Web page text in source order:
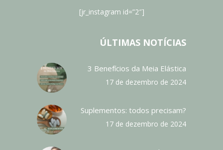
[jr_instagram id=”2″]
ÚLTIMAS NOTÍCIAS
3 Benefícios da Meia Elástica
17 de dezembro de 2024
Suplementos: todos precisam?
17 de dezembro de 2024